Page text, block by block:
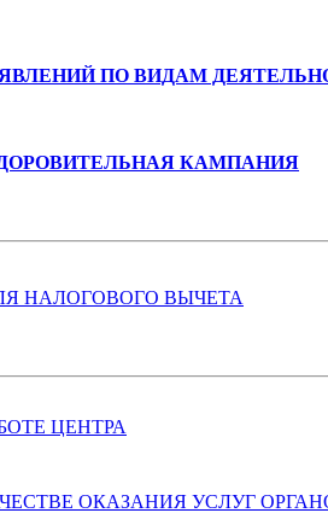
ПО ВИДАМ
КАМПАНИЯ
НАЛОГОВОГО ВЫЧЕТА
ЦЕНТРА
ОКАЗАНИЯ УСЛУГ